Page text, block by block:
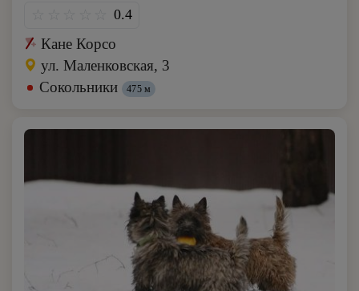
0.4
Кане Корсо
ул. Маленковская, 3
Сокольники
475 м